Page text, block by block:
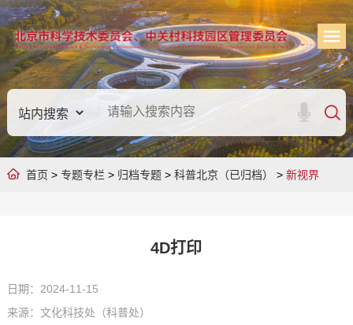
首页 > 专题专栏 > 归档专题> 科普北京（已归档） > 新视界
4D打印
日期：2024-11-15
来源：文化科技处（科普处）